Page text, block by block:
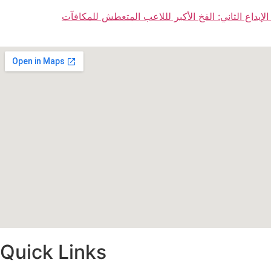
الثاني: الفخ الأكبر لللاعب المتعطش للمكافآت
Quick Links